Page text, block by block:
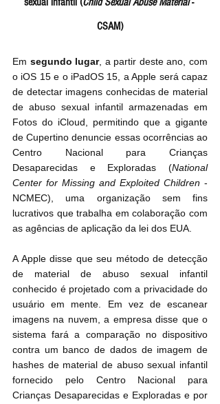
CSAM)
Em segundo lugar, a partir deste ano, com
o iOS 15 e o iPadOS 15, a Apple será capaz
de detectar imagens conhecidas de material
de abuso sexual infantil armazenadas em
Fotos do iCloud, permitindo que a gigante
de Cupertino denuncie essas ocorrências ao
Centro Nacional para Crianças
Desaparecidas e Exploradas (National
Center for Missing and Exploited Children -
NCMEC), uma organização sem fins
lucrativos que trabalha em colaboração com
as agências de aplicação da lei dos EUA.
A Apple disse que seu método de detecção
de material de abuso sexual infantil
conhecido é projetado com a privacidade do
usuário em mente. Em vez de escanear
imagens na nuvem, a empresa disse que o
sistema fará a comparação no dispositivo
contra um banco de dados de imagem de
hashes de material de abuso sexual infantil
fornecido pelo Centro Nacional para
Crianças Desaparecidas e Exploradas e por